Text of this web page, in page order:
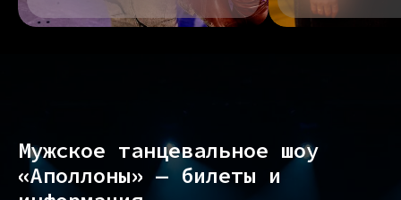
Мужское танцевальное шоу
«Аполлоны» — билеты и